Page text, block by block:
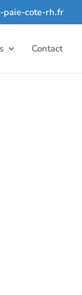
paie-cote-rh.fr
Contact